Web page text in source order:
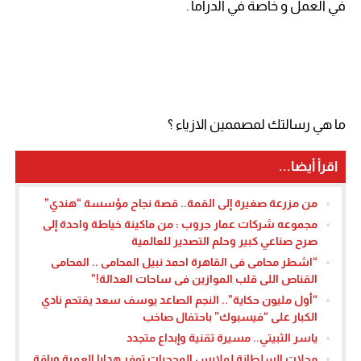
في العمل و خاصة في الدراما .
ما هي رسالتك لمصممين الازياء ؟
اقرأ أيضا...
من مزرعة صغيرة إلى القمة.. قصة نجاح مؤسسة “هندي”
مجموعه شركات عمار جروب : من ماكينة خياطة واحدة إلى
صرح صناعي كبير وحلم التصدير للعالمية
“اشطر محامى فى القاهرة احمد نبيل المحامى .. المحامى
القناص اللى قلب الموازين فى ساحات العدالة!”
“أول مليون حكاية”.. النجم الصاعد يوسف سعد يقتحم نادي
الكبار على “فيسبوك” باحتفال صاخب
ياسر الثبيتي.. مسيرة تقنية وإبداع متجدد